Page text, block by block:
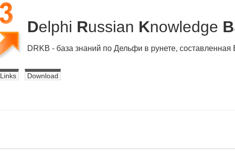
Delphi Russian Knowledge B
DRKB - база знаний по Дельфи в рунете,
Links Download